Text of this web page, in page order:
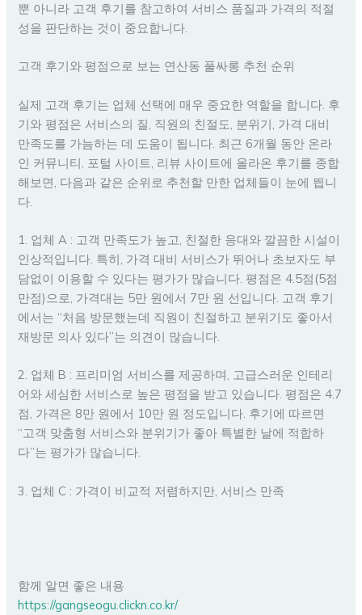
뿐 아니라 고객 후기를 참고하여 서비스 품질과 가격의 적절
성을 판단하는 것이 중요합니다.
고객 후기와 평점으로 보는 연산동 풀싸롱 추천 순위
실제 고객 후기는 업체 선택에 매우 중요한 역할을 합니다. 후
기와 평점은 서비스의 질, 직원의 친절도, 분위기, 가격 대비
만족도를 가늠하는 데 도움이 됩니다. 최근 6개월 동안 온라
인 커뮤니티, 포털 사이트, 리뷰 사이트에 올라온 후기를 종합
해보면, 다음과 같은 순위로 추천할 만한 업체들이 눈에 띕니
다.
1. 업체 A : 고객 만족도가 높고, 친절한 응대와 깔끔한 시설이
인상적입니다. 특히, 가격 대비 서비스가 뛰어나 초보자도 부
담없이 이용할 수 있다는 평가가 많습니다. 평점은 4.5점(5점
만점)으로, 가격대는 5만 원에서 7만 원 선입니다. 고객 후기
에서는 “처음 방문했는데 직원이 친절하고 분위기도 좋아서
재방문 의사 있다”는 의견이 많습니다.
2. 업체 B : 프리미엄 서비스를 제공하며, 고급스러운 인테리
어와 세심한 서비스로 높은 평점을 받고 있습니다. 평점은 4.7
점, 가격은 8만 원에서 10만 원 정도입니다. 후기에 따르면
“고객 맞춤형 서비스와 분위기가 좋아 특별한 날에 적합하
다”는 평가가 많습니다.
3. 업체 C : 가격이 비교적 저렴하지만, 서비스 만족
함께 알면 좋은 내용
https://gangseogu.clickn.co.kr/